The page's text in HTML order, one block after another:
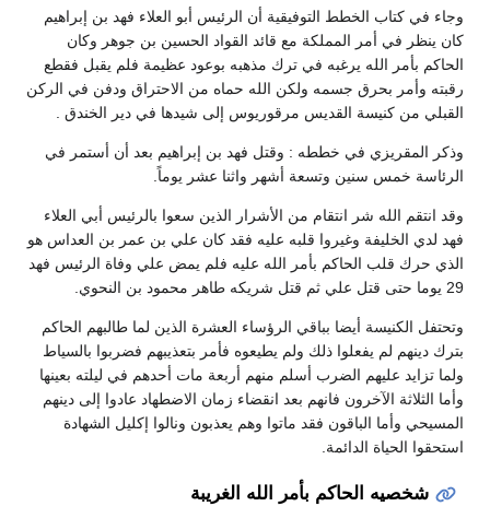
وجاء في كتاب الخطط التوفيقية أن الرئيس أبو العلاء فهد بن إبراهيم
كان ينظر في أمر المملكة مع قائد القواد الحسين بن جوهر وكان
الحاكم بأمر الله يرغبه في ترك مذهبه بوعود عظيمة فلم يقبل فقطع
رقبته وأمر بحرق جسمه ولكن الله حماه من الاحتراق ودفن في الركن
القبلي من كنيسة القديس مرقوريوس إلى شيدها في دير الخندق .
وذكر المقريزي في خططه : وقتل فهد بن إبراهيم بعد أن أستمر في
الرئاسة خمس سنين وتسعة أشهر واثنا عشر يوماً.
وقد انتقم الله شر انتقام من الأشرار الذين سعوا بالرئيس أبي العلاء
فهد لدي الخليفة وغيروا قلبه عليه فقد كان علي بن عمر بن العداس هو
الذي حرك قلب الحاكم بأمر الله عليه فلم يمض علي وفاة الرئيس فهد
29 يوما حتى قتل علي ثم قتل شريكه طاهر محمود بن النحوي.
وتحتفل الكنيسة أيضا بباقي الرؤساء العشرة الذين لما طالبهم الحاكم
بترك دينهم لم يفعلوا ذلك ولم يطيعوه فأمر بتعذيبهم فضربوا بالسياط
ولما تزايد عليهم الضرب أسلم منهم أربعة مات أحدهم في ليلته بعينها
وأما الثلاثة الآخرون فانهم بعد انقضاء زمان الاضطهاد عادوا إلى دينهم
المسيحي وأما الباقون فقد ماتوا وهم يعذبون ونالوا إكليل الشهادة
استحقوا الحياة الدائمة.
شخصيه الحاكم بأمر الله الغريبة